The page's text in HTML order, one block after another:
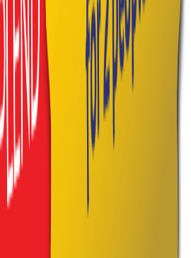
24 hodín vopred– osobne na
e-mailom.
na recepcii v dohodnutý deň a čas.
(+421 910 113 322)
910 264 714)
Slavkov (+421 904 744 000)
(+421 902 244 111)